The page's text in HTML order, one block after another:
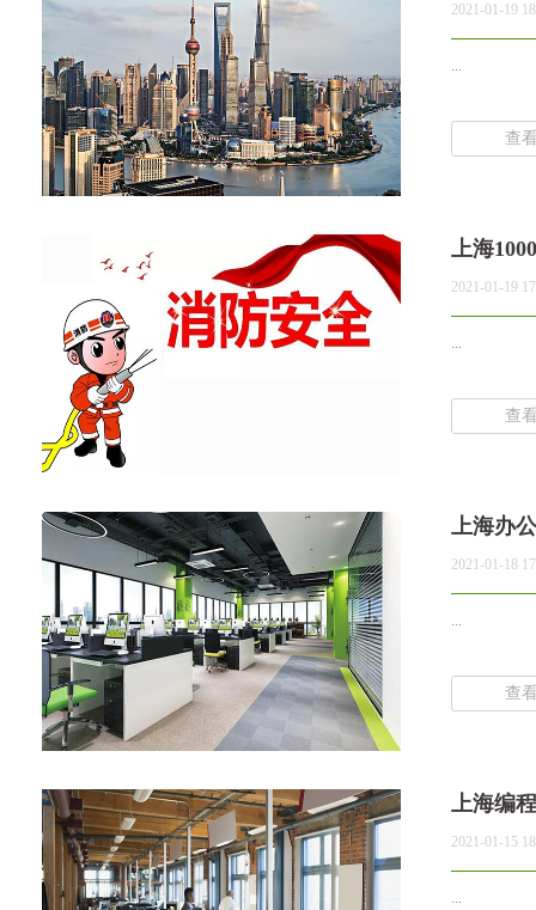
2021-01-19
...
查
上海
2021-01-19
...
查
上海办
2021-01-18
...
查
上海编
2021-01-15
...